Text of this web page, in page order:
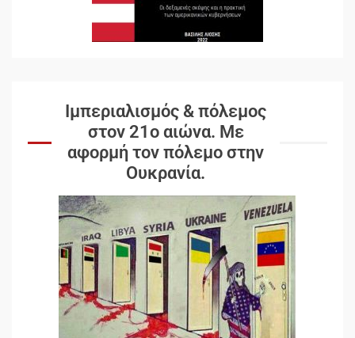
Ιμπεριαλισμός & πόλεμος
στον 21ο αιώνα. Mε
αφορμή τον πόλεμο στην
Ουκρανία.